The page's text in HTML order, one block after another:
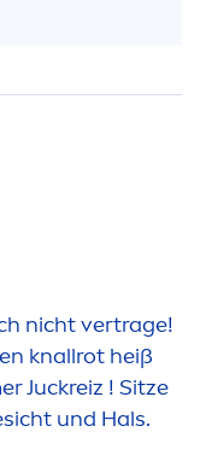
nicht vertrage!
knallrot heiß
Juckreiz ! Sitze
und Hals.